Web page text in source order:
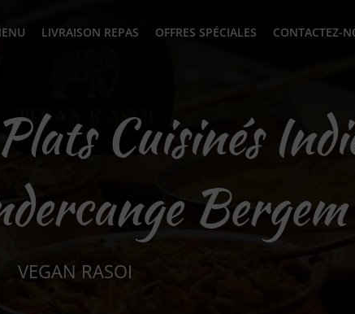
LIVRAISON REPAS OFFRES SPÉCIALES CONTACTEZ-
Cuisinés
Bergem
VEGAN RASOI